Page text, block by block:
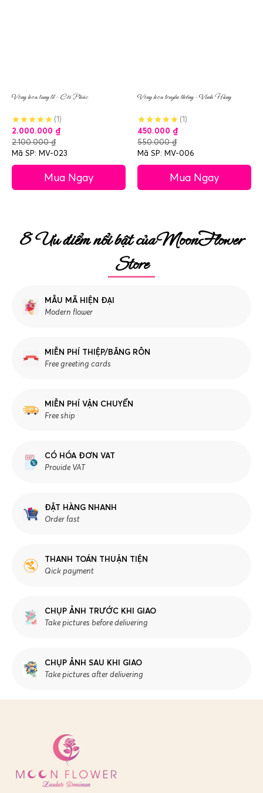
Vòng hoa tang lễ – Cõi Phúc
(1)
2.000.000 ₫
2.100.000₫
Mã SP: MV-023
Mua Ngay
Vòng hoa truyền thống – Vĩnh Hằng
(1)
450.000 ₫
550.000₫
Mã SP: MV-006
Mua Ngay
8 Ưu điểm nổi bật của MoonFlower
Store
MẪU MÃ HIỆN ĐẠI
Modern flower
MIỄN PHÍ THIỆP/BĂNG RÔN
Free greeting cards
MIỄN PHÍ VẬN CHUYỂN
Free ship
CÓ HÓA ĐƠN VAT
Provide VAT
ĐẶT HÀNG NHANH
Order fast
THANH TOÁN THUẬN TIỆN
Qick payment
CHỤP ẢNH TRƯỚC KHI GIAO
Take pictures before delivering
CHỤP ẢNH SAU KHI GIAO
Take pictures after delivering